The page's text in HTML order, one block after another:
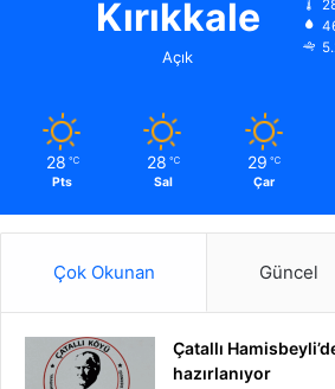
Kırıkkale
Açık
28 ℃
Pts
28 ℃
Sal
29 ℃
Çar
Çok Okunan Güncel
Çatallı
hazırlanıyor